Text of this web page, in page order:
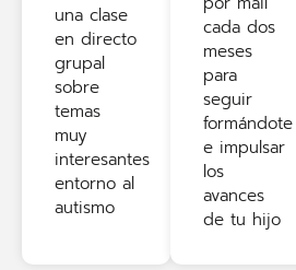
una clase
en directo
grupal
sobre
temas
muy
interesantes
entorno al
autismo
cada dos
meses
para
seguir
formándote
e impulsar
los
avances
de tu hijo